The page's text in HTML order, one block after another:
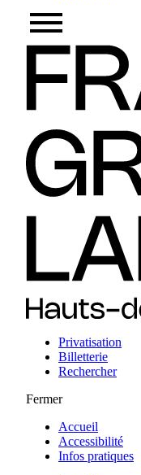
Privatisation
Billetterie
Rechercher
Fermer
Accueil
Accessibilité
Infos pratiques